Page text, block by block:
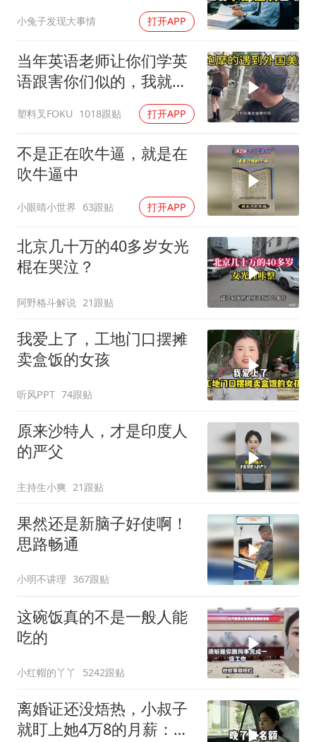
小兔子发现大事情 打开APP
当年英语老师让你们学英
语跟害你们似的，我就是
塑料叉FOKU 1018跟贴 打开APP
不是正在吹牛逼，就是在
吹牛逼中
小眼睛小世界 63跟贴 打开APP
北京几十万的40多岁女光
棍在哭泣？
阿野格斗解说 21跟贴
我爱上了，工地门口摆摊
卖盒饭的女孩
听风PPT 74跟贴
原来沙特人，才是印度人
的严父
主持生小爽 21跟贴
果然还是新脑子好使啊！
思路畅通
小明不讲理 367跟贴
这碗饭真的不是一般人能
吃的
小红帽的丫丫 5242跟贴
离婚证还没焐热，小叔子
就盯上她4万8的月薪：转